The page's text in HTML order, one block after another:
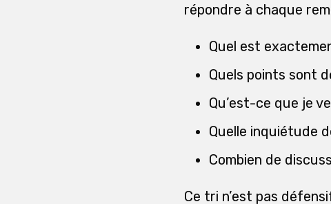
répondre à chaque
Quel est
Quels points sont
Qu’est-ce que je
Quelle inquiétude
Combien de
Ce tri n’est pas